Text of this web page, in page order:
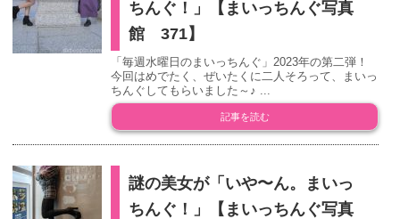
ちんぐ！」【まいっちんぐ写真
館 371】
「毎週水曜日のまいっちんぐ」2023年の第二弾！
今回はめでたく、ぜいたくに二人そろって、まいっ
ちんぐしてもらいました～♪ ...
記事を読む
謎の美女が「いや〜ん。まいっ
ちんぐ！」【まいっちんぐ写真